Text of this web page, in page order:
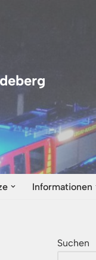
Informationen
Suchen